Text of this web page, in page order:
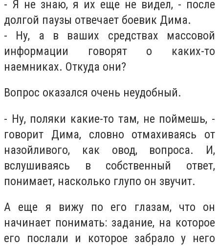
- Я не знаю, я их еще не видел, - после
долгой паузы отвечает боевик Дима.
- Ну, а в ваших средствах массовой
информации говорят о каких-то
наемниках. Откуда они?
Вопрос оказался очень неудобный.
- Ну, поляки какие-то там, не поймешь, -
говорит Дима, словно отмахиваясь от
назойливого, как овод, вопроса. И,
вслушиваясь в собственный ответ,
понимает, насколько глупо он звучит.
А еще я вижу по его глазам, что он
начинает понимать: задание, на которое
его послали и которое забрало у него